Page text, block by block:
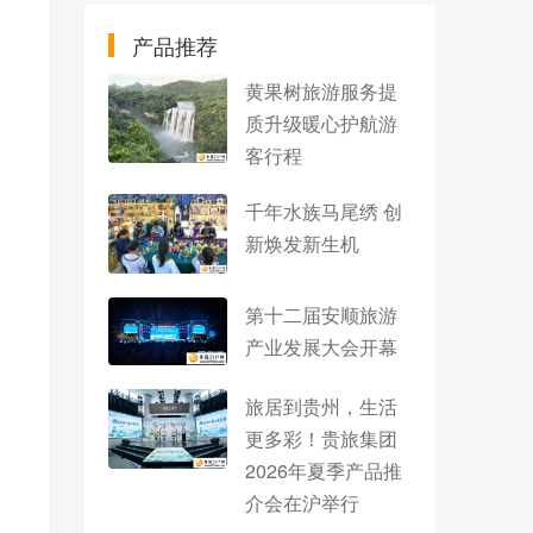
产品推荐
黄果树旅游服务提
质升级暖心护航游
客行程
千年水族马尾绣 创
新焕发新生机
第十二届安顺旅游
产业发展大会开幕
旅居到贵州，生活
更多彩！贵旅集团
2026年夏季产品推
介会在沪举行